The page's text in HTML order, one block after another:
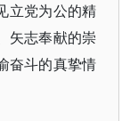
立党为公的精
矢志奉献的崇
奋斗的真挚情